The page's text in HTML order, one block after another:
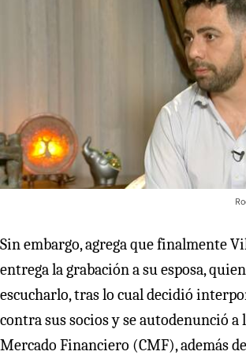
Sin embargo, agrega que finalmente
entrega la grabación a su esposa,
escucharlo, tras lo cual decidió
contra sus socios y se autodenunció a
Mercado Financiero (CMF), además